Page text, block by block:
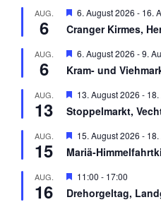
o
r
e
h
o
e
AUG.
6
H
r
o
r
e
h
o
e
6. August 2026 - 16.
Cranger Kirmes,
AUG.
6
H
r
o
r
e
h
o
e
6. August 2026 -9.
Kram- und
AUG.
13
H
r
o
r
e
h
o
13. August 2026 -
Stoppelmarkt,
AUG.
15
H
r
o
r
15. August 2026 -
Mariä-
AUG.
16
H
r
11:00 - 17:00
Drehorgeltag,